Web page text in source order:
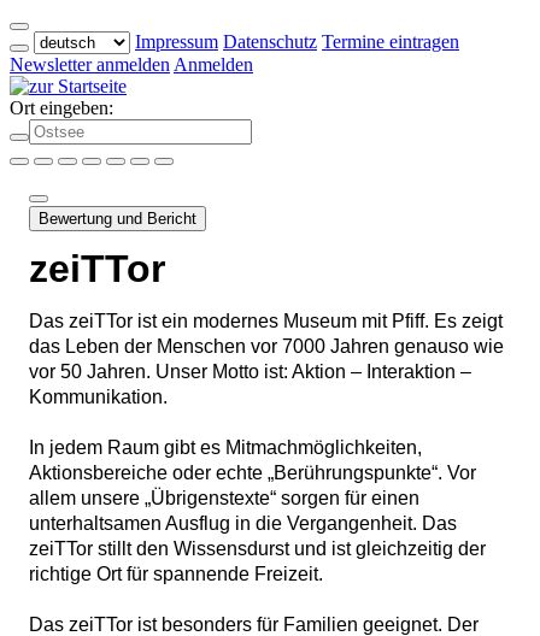
Impressum Datenschutz Termine eintragen
Newsletter anmelden Anmelden
Ort eingeben:
Bewertung und Bericht
zeiTTor
Das zeiTTor ist ein modernes Museum mit Pfiff. Es zeigt
das Leben der Menschen vor 7000 Jahren genauso wie
vor 50 Jahren. Unser Motto ist: Aktion – Interaktion –
Kommunikation.
In jedem Raum gibt es Mitmachmöglichkeiten,
Aktionsbereiche oder echte „Berührungspunkte“. Vor
allem unsere „Übrigenstexte“ sorgen für einen
unterhaltsamen Ausflug in die Vergangenheit. Das
zeiTTor stillt den Wissensdurst und ist gleichzeitig der
richtige Ort für spannende Freizeit.
Das zeiTTor ist besonders für Familien geeignet. Der